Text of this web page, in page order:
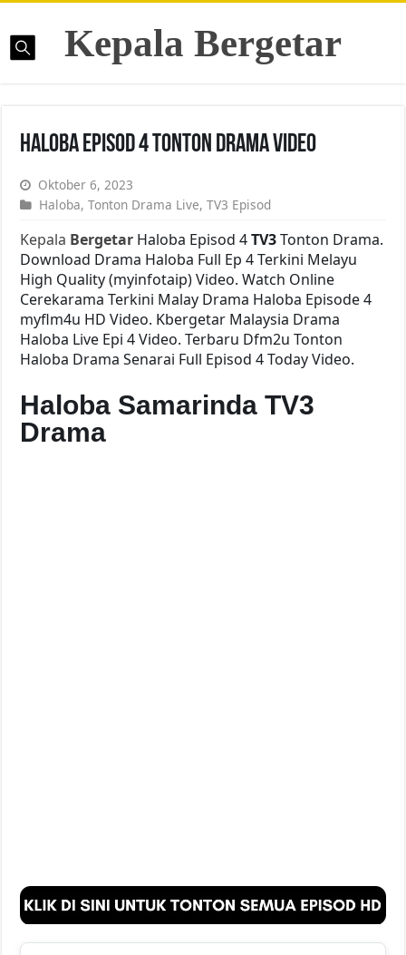
Kepala Bergetar
Haloba Episod 4 Tonton Drama Video
Oktober 6, 2023
Haloba,Tonton Drama Live,TV3 Episod
Kepala Bergetar Haloba Episod 4TV3Tonton Drama.
Download Drama Haloba Full Ep 4 Terkini Melayu
High Quality (myinfotaip) Video. Watch Online
Cerekarama Terkini Malay Drama Haloba Episode 4
myflm4u HD Video. Kbergetar Malaysia Drama
Haloba Live Epi 4 Video. Terbaru Dfm2u Tonton
Haloba Drama Senarai Full Episod 4 Today Video.
Haloba Samarinda TV3
Drama